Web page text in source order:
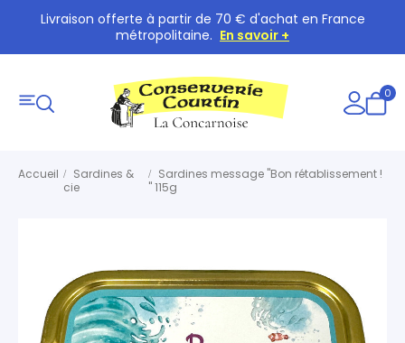
Livraison offerte à partir de 70 € d'achat en France
métropolitaine. En savoir +
0
Accueil
Sardines &
cie
Sardines message "Bon rétablissement !
" 115g